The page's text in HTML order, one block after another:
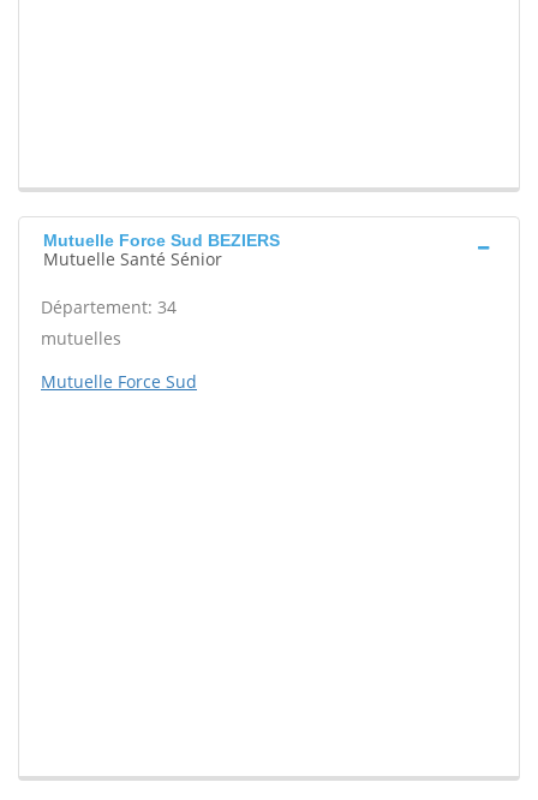
Mutuelle Force Sud BEZIERS
Mutuelle Santé Sénior
Département: 34
mutuelles
Mutuelle Force Sud